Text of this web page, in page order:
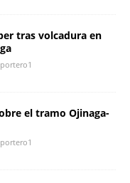
tras volcadura en
el tramo Ojinaga-